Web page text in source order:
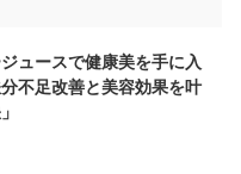
ジュースで健康美を手に入
不足改善と美容効果を叶